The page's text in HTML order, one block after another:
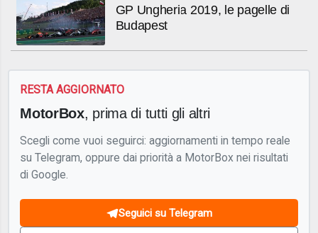
GP Ungheria 2019, le pagelle di
Budapest
RESTA AGGIORNATO
MotorBox, prima di tutti gli altri
Scegli come vuoi seguirci: aggiornamenti in tempo reale
su Telegram, oppure dai priorità a MotorBox nei risultati
di Google.
Seguici su Telegram